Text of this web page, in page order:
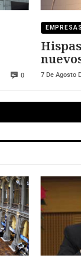
0
EMPRESAS
7 De Agosto